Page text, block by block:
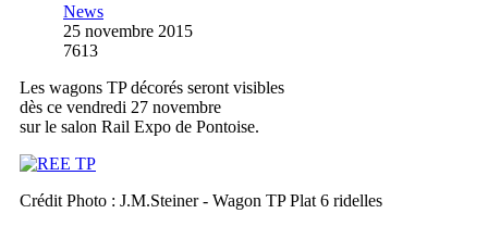
News
25 novembre 2015
7613
Les wagons TP décorés seront visibles
dès ce vendredi 27 novembre
sur le salon Rail Expo de Pontoise.
Crédit Photo : J.M.Steiner - Wagon TP Plat 6 ridelles